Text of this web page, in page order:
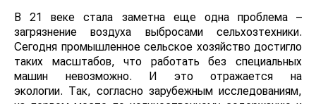
В 21 веке стала заметна еще одна проблема –
загрязнение воздуха выбросами сельхозтехники.
Сегодня промышленное сельское хозяйство достигло
таких масштабов, что работать без специальных
машин невозможно. И это отражается на
экологии. Так, согласно зарубежным исследованиям,